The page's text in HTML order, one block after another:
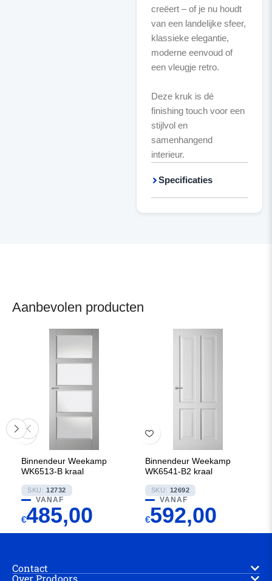
creëert – of je nu houdt
van een landelijke sfeer,
klassieke elegantie,
moderne eenvoud of
een vleugje retro.
Deze kruk is dé
finishing touch voor een
stijlvol en
samenhangend
interieur.
Specificaties
Aanbevolen producten
Binnendeur Weekamp
WK6513-B kraal
SKU: 12732
VANAF
€485,00
Binnendeur Weekamp
WK6541-B2 kraal
SKU: 12692
VANAF
€592,00
Contact
Over Prodoors